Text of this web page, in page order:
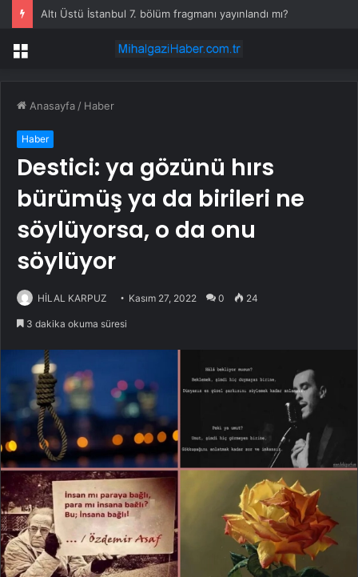
Altı Üstü İstanbul 7. bölüm fragmanı yayınlandı mı?
Menü
Anasayfa / Haber
Haber
Destici: ya gözünü hırs
bürümüş ya da birileri ne
söylüyorsa, o da onu
söylüyor
HİLAL KARPUZ Kasım 27, 2022 0 24
3 dakika okuma süresi